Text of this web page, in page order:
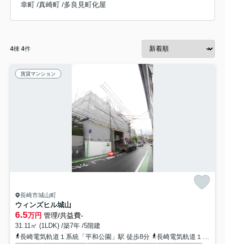
幸町 /真崎町 /多良見町化屋
4棟 4件
賃貸マンション
長崎市城山町
ウィンズヒル城山
6.5万円 管理/共益費-
31.11㎡ (1LDK) /築7年 /5階建
長崎電気軌道１系統「平和公園」駅 徒歩8分
長崎電気軌道１系統「原爆資料館」駅 徒歩12分